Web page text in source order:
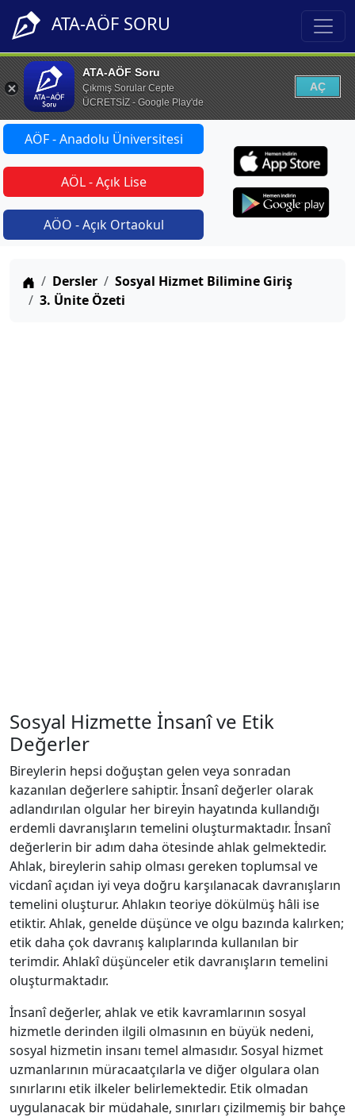
ATA-AÖF SORU
ATA-AÖF Soru
Çıkmış Sorular Cepte
ÜCRETSİZ - Google Play'de
AÇ
AÖF - Anadolu Üniversitesi
AÖL - Açık Lise
AÖO - Açık Ortaokul
Anasayfa
Dersler
Sosyal Hizmet Bilimine Giriş
3. Ünite Özeti
Sosyal Hizmette İnsanî ve Etik
Değerler
Bireylerin hepsi doğuştan gelen veya sonradan
kazanılan değerlere sahiptir. İnsanî değerler olarak
adlandırılan olgular her bireyin hayatında kullandığı
erdemli davranışların temelini oluşturmaktadır. İnsanî
değerlerin bir adım daha ötesinde ahlak gelmektedir.
Ahlak, bireylerin sahip olması gereken toplumsal ve
vicdanî açıdan iyi veya doğru karşılanacak davranışların
temelini oluşturur. Ahlakın teoriye dökülmüş hâli ise
etiktir. Ahlak, genelde düşünce ve olgu bazında kalırken;
etik daha çok davranış kalıplarında kullanılan bir
terimdir. Ahlakî düşünceler etik davranışların temelini
oluşturmaktadır.
İnsanî değerler, ahlak ve etik kavramlarının sosyal
hizmetle derinden ilgili olmasının en büyük nedeni,
sosyal hizmetin insanı temel almasıdır. Sosyal hizmet
uzmanlarının müracaatçılarla ve diğer olgulara olan
sınırlarını etik ilkeler belirlemektedir. Etik olmadan
uygulanacak bir müdahale, sınırları çizilmemiş bir bahçe